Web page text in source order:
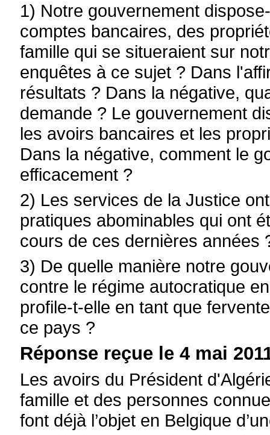
1) Notre gouvernement
comptes bancaires, des
famille qui se situeraient sur
enquêtes à ce sujet ? Dans
résultats ? Dans la négative,
demande ? Le gouvernement
les avoirs bancaires et les
Dans la négative, comment le
efficacement ?
2) Les services de la Justice
pratiques abominables qui ont
cours de ces dernières années
3) De quelle manière notre
contre le régime autocratique
profile-t-elle en tant que
ce pays ?
Réponse reçue le 4 mai
Les avoirs du Président
famille et des personnes
font déjà l’objet en Belgique